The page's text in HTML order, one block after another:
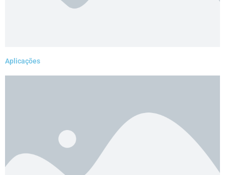
Aplicações